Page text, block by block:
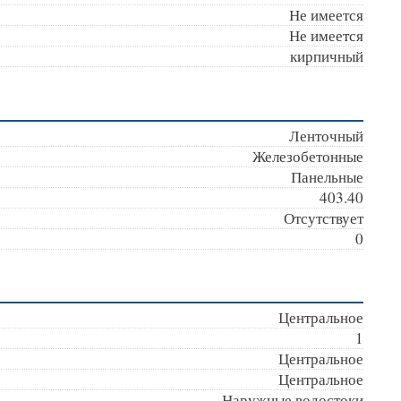
Не имеется
Не имеется
кирпичный
Ленточный
Железобетонные
Панельные
403.40
Отсутствует
0
Центральное
1
Центральное
Центральное